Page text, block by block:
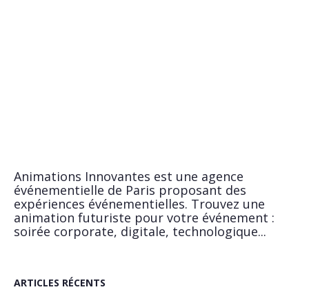
Animations Innovantes est une agence
événementielle de Paris proposant des
expériences événementielles. Trouvez une
animation futuriste pour votre événement :
soirée corporate, digitale, technologique...
ARTICLES RÉCENTS